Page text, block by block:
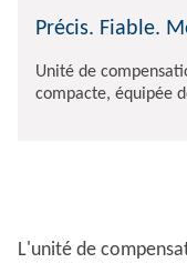
Précis. Fiable.
Unité de
compacte, équipée
L'unité de